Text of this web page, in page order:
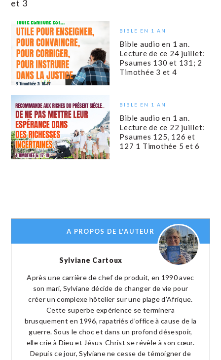
et 3
BIBLE EN 1 AN
Bible audio en 1 an.
Lecture de ce 24 juillet:
Psaumes 130 et 131; 2
Timothée 3 et 4
BIBLE EN 1 AN
Bible audio en 1 an.
Lecture de ce 22 juillet:
Psaumes 125, 126 et
127 1 Timothée 5 et 6
A PROPOS DE L'AUTEUR
Sylviane Cartoux
Après une carrière de chef de produit, en 1990 avec
son mari, Sylviane décide de changer de vie pour
créer un complexe hôtelier sur une plage d’Afrique.
Cette superbe expérience se terminera
brusquement en 1996, rapatriés d’office à cause de la
guerre. Sous le choc et dans un profond désespoir,
elle crie à Dieu et Jésus-Christ se révèle à son cœur.
Depuis ce jour, Sylviane ne cesse de témoigner de